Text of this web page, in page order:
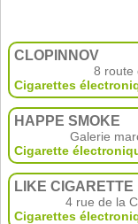
CLOPINNOV
8 route
Cigarettes
HAPPE SMOKE
Galerie
Cigarette
LIKE CIGARETTE
4 rue de la
Cigarettes